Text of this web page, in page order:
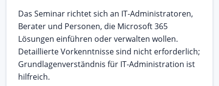
Das Seminar richtet sich an IT-Administratoren,
Berater und Personen, die Microsoft 365
Lösungen einführen oder verwalten wollen.
Detaillierte Vorkenntnisse sind nicht erforderlich;
Grundlagenverständnis für IT-Administration ist
hilfreich.